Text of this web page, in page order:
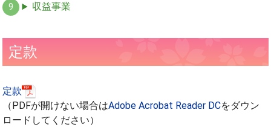
収益事業
定款
定款
（PDFが開けない場合はAdobe Acrobat Reader DCをダウン
ロードしてください）